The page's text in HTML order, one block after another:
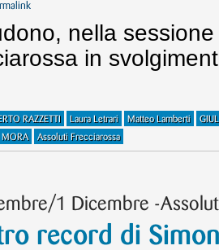
nella
in
RAZZETTI Laura Letrari Matteo Lamberti
MORA Assoluti Frecciarossa
1 Dicembre -
record di